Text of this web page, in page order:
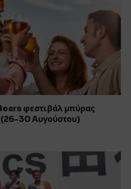
φεστιβάλ μπύρας
(26-30 Aυγούστου)